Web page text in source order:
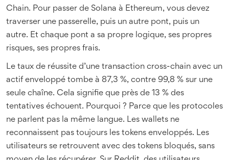
Chain. Pour passer de Solana à Ethereum, vous devez
traverser une passerelle, puis un autre pont, puis un
autre. Et chaque pont a sa propre logique, ses propres
risques, ses propres frais.
Le taux de réussite d’une transaction cross-chain avec un
actif enveloppé tombe à 87,3 %, contre 99,8 % sur une
seule chaîne. Cela signifie que près de 13 % des
tentatives échouent. Pourquoi ? Parce que les protocoles
ne parlent pas la même langue. Les wallets ne
reconnaissent pas toujours les tokens enveloppés. Les
utilisateurs se retrouvent avec des tokens bloqués, sans